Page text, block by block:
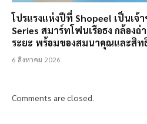
โปรแรงแห่งปีที่ Shopee! เป็นเจ้า
Series สมาร์ทโฟนเรือธง กล้องถ่
ระยะ พร้อมของสมนาคุณและสิ
6 สิงหาคม 2026
Comments are closed.